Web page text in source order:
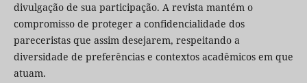
divulgação de sua participação. A revista mantém o
compromisso de proteger a confidencialidade dos
pareceristas que assim desejarem, respeitando a
diversidade de preferências e contextos acadêmicos em que
atuam.